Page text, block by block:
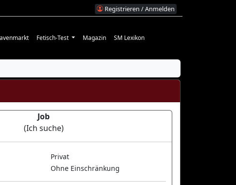
Registrieren / Anmelden
Fetisch-Test Magazin SM Lexikon
Job
(Ich suche)
Privat
Ohne Einschränkung